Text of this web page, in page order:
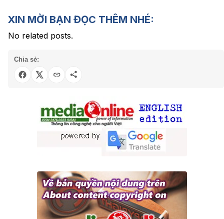
XIN MỜI BẠN ĐỌC THÊM NHÉ:
No related posts.
Chia sẻ: